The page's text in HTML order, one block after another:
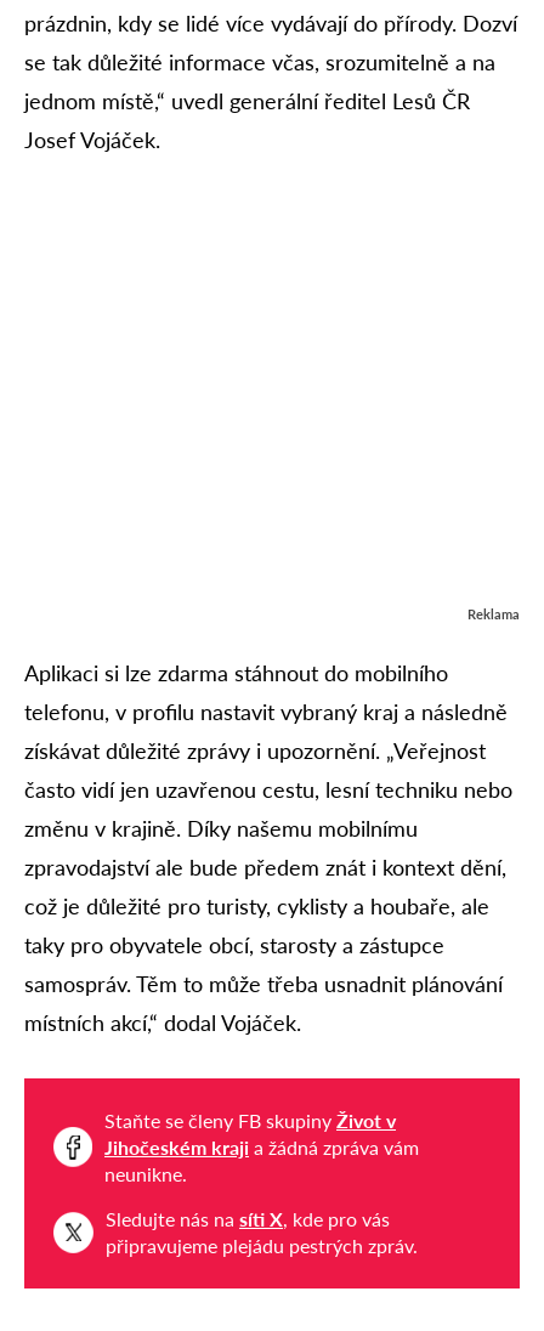
prázdnin, kdy se lidé více vydávají do přírody. Dozví
se tak důležité informace včas, srozumitelně a na
jednom místě,“ uvedl generální ředitel Lesů ČR
Josef Vojáček.
Reklama
Aplikaci si lze zdarma stáhnout do mobilního
telefonu, v profilu nastavit vybraný kraj a následně
získávat důležité zprávy i upozornění. „Veřejnost
často vidí jen uzavřenou cestu, lesní techniku nebo
změnu v krajině. Díky našemu mobilnímu
zpravodajství ale bude předem znát i kontext dění,
což je důležité pro turisty, cyklisty a houbaře, ale
taky pro obyvatele obcí, starosty a zástupce
samospráv. Těm to může třeba usnadnit plánování
místních akcí,“ dodal Vojáček.
Staňte se členy FB skupiny Život v
Jihočeském kraji a žádná zpráva vám
neunikne.
Sledujte nás na síti X , kde pro vás
připravujeme plejádu pestrých zpráv.